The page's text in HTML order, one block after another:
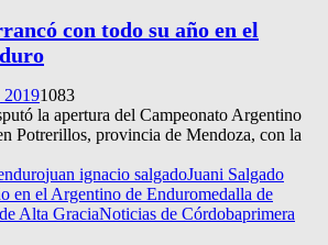
con todo su año en el
20191083
la apertura del Campeonato Argentino
Potrerillos, provincia de Mendoza, con la
juan ignacio salgadoJuani Salgado
en el Argentino de Enduromedalla de
Alta GraciaNoticias de Córdobaprimera